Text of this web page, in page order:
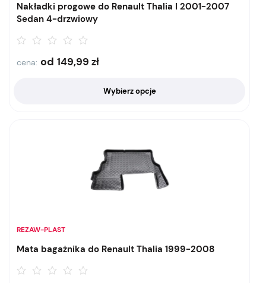
Nakładki progowe do Renault Thalia I 2001-2007
Sedan 4-drzwiowy
cena: od 149,99 zł
Wybierz opcje
REZAW-PLAST
Mata bagażnika do Renault Thalia 1999-2008